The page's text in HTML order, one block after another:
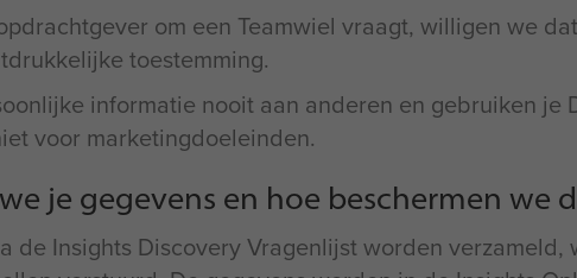
om een Teamwiel vraagt, willigen we
toestemming.
informatie nooit aan anderen en gebruiken je
voor marketingdoeleinden.
je gegevens en hoe beschermen we
de Insights Discovery Vragenlijst worden